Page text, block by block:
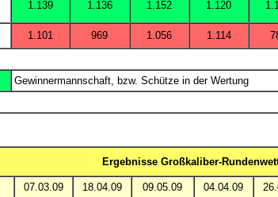
1.139 1.136 1.152 1.120
1.101 969 1.056 1.114
Gewinnermannschaft, bzw. Schütze in der Wertung
Ergebnisse Großkaliber-
07.03.09 18.04.09 09.05.09 04.04.09